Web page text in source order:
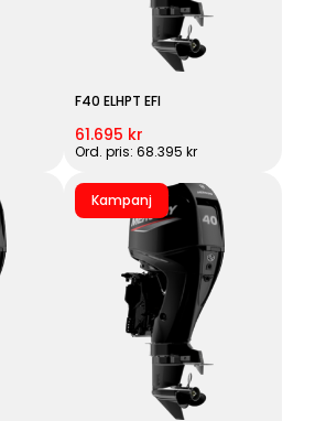
F40 ELHPT EFI
61.695 kr
Ord. pris: 68.395 kr
Kampanj